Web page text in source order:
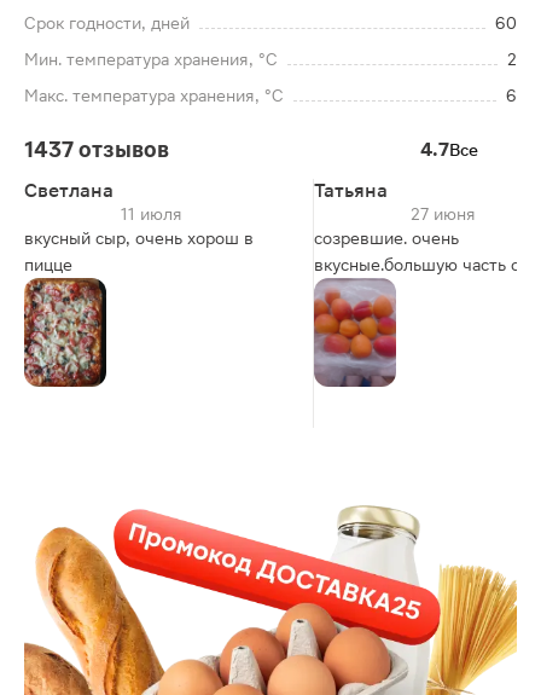
Срок годности, дней
60
Мин. температура хранения, °C
2
Макс. температура хранения, °C
6
1437 отзывов 4.7Все
Светлана
11 июля
вкусный сыр, очень хорош в
пицце
Татьяна
27 июня
созревшие. очень
вкусные.большую часть
сразу